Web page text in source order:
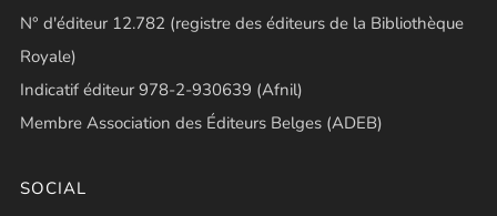
N° d'éditeur 12.782 (registre des éditeurs de la Bibliothèque
Royale)
Indicatif éditeur 978-2-930639 (Afnil)
Membre Association des Éditeurs Belges (ADEB)
SOCIAL